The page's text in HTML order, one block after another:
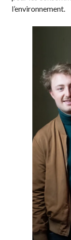
l’environnement.